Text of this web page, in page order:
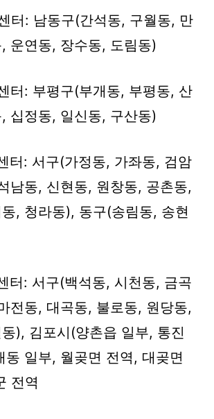
터: 남동구(간석동, 구월동, 만
운연동, 장수동, 도림동)
터: 부평구(부개동, 부평동, 산
십정동, 일신동, 구산동)
터: 서구(가정동, 가좌동, 검암
남동, 신현동, 원창동, 공촌동,
, 청라동), 동구(송림동, 송현
터: 서구(백석동, 시천동, 금곡
전동, 대곡동, 불로동, 원당동,
), 김포시(양촌읍 일부, 통진
동 일부, 월곶면 전역, 대곶면
전역